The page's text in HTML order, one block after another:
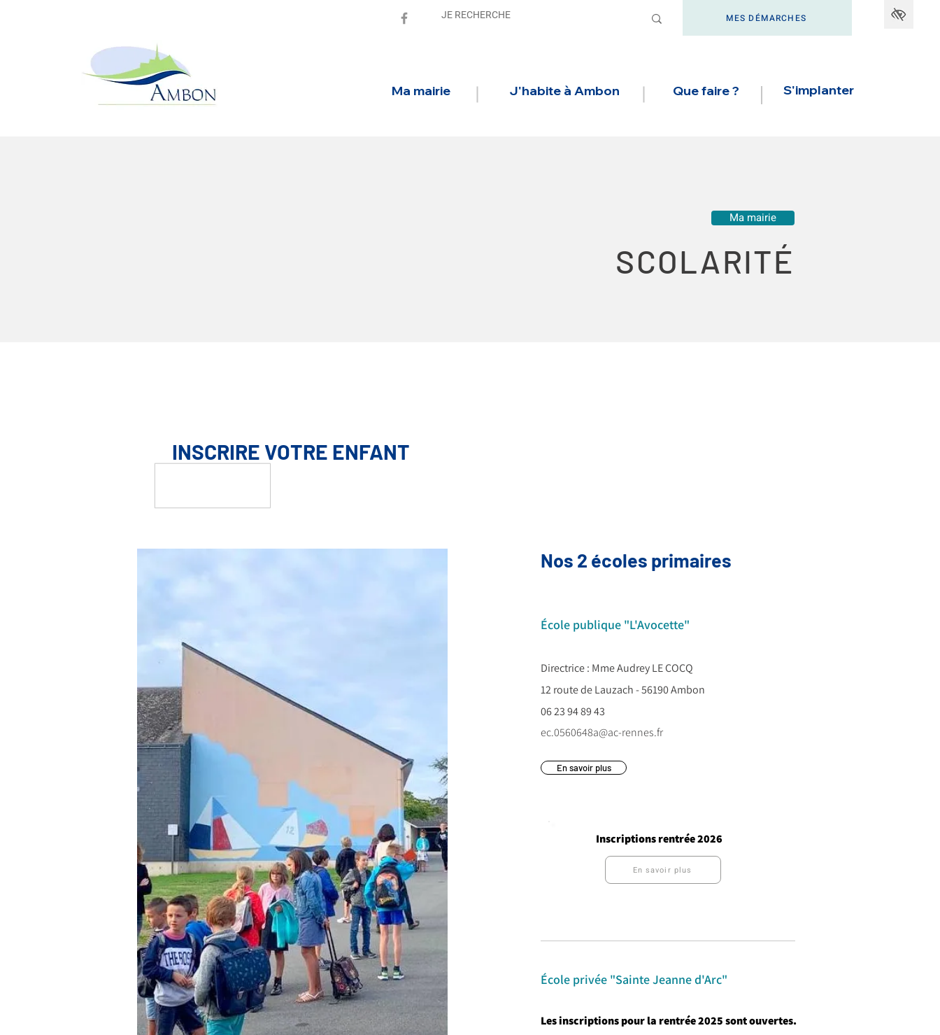
MES DÉMARCHES
Ma mairie J'habite à Ambon Que faire ? S'implanter
Ma mairie
SCOLARITÉ
INSCRIRE VOTRE ENFANT
Nos 2 écoles primaires
École publique "L'Avocette"
Directrice : Mme Audrey LE COCQ
12 route de Lauzach - 56190 Ambon
06 23 94 89 43
ec.0560648a@ac-rennes.fr
En savoir plus
Inscriptions rentrée 2026
En savoir plus
École privée "Sainte Jeanne d'Arc"
Les inscriptions pour la rentrée 2025 sont ouvertes.